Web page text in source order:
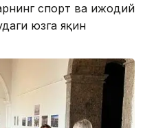
спорт ва ижодий
юзга яқин